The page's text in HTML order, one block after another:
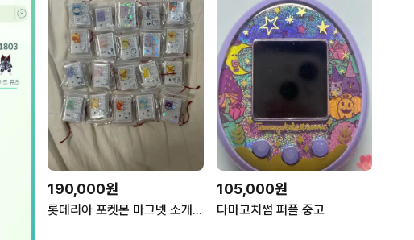
190,000원
롯데리아 포켓몬 마그넷 소개서 마그넷 전종 20개 풀세트
105,000원
다마고치썸 퍼플 중고